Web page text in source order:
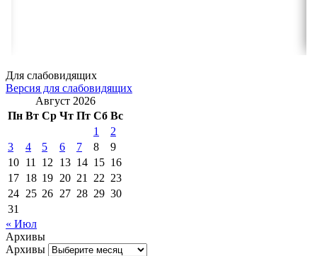
Для слабовидящих
Версия для слабовидящих
Август 2026
Пн Вт Ср Чт Пт Сб Вс
1
2
3
4 5 6 7 8
9
10 11 12 13 14 15 16
17 18 19 20 21 22 23
24 25 26 27 28 29 30
31
« Июл
Архивы
Архивы